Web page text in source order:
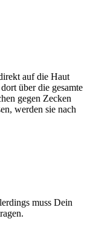
auf die Haut
über die gesamte
gegen Zecken
werden sie nach
muss Dein